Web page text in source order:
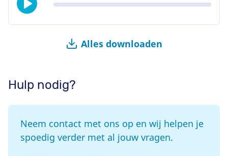
Alles downloaden
Hulp nodig?
Neem contact met ons op en wij helpen je
spoedig verder met al jouw vragen.